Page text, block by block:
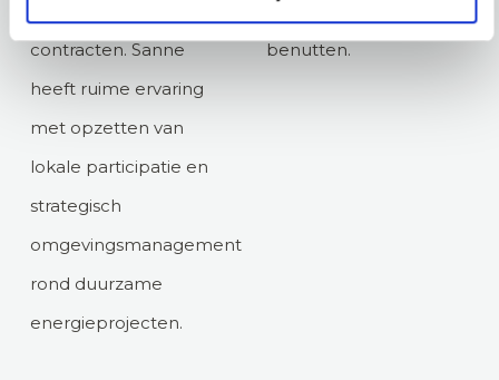
contracten. Sanne
heeft ruime ervaring
met opzetten van
lokale participatie en
strategisch
omgevingsmanagement
rond duurzame
energieprojecten.
benutten.